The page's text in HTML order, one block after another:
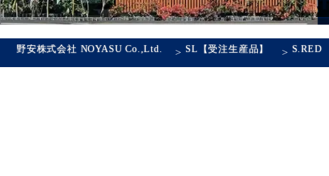
野安株式会社 NOYASU Co.,Ltd. >SL【受注生産品】 > S.RED